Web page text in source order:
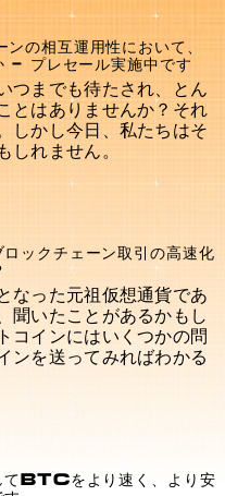
相互運用性において、
- プレセール実施中です
つまでも待たされ、とん
とはありませんか？それ
しかし今日、私たちはそ
れません。
ックチェーン取引の高速化
なった元祖仮想通貨であ
聞いたことがあるかもし
コインにはいくつかの問
ンを送ってみればわかる
てBTCをより速く、より安